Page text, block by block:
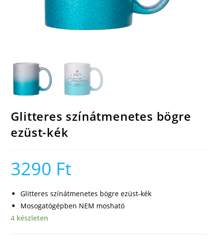
Glitteres színátmenetes bögre
ezüst-kék
3290 Ft
Glitteres színátmenetes bögre ezüst-kék
Mosogatógépben NEM mosható
4 készleten